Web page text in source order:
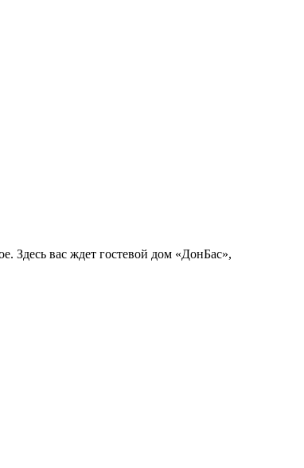
вас ждет гостевой дом «ДонБас»,